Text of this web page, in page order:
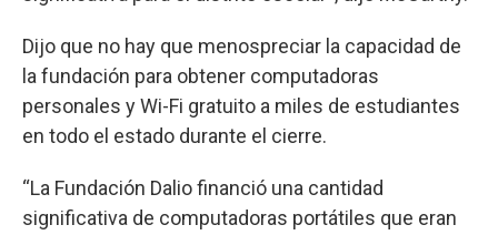
Dijo que no hay que menospreciar la capacidad de
la fundación para obtener computadoras
personales y Wi-Fi gratuito a miles de estudiantes
en todo el estado durante el cierre.
“La Fundación Dalio financió una cantidad
significativa de computadoras portátiles que eran